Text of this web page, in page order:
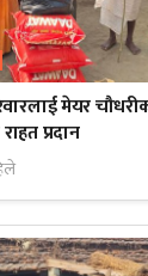
मेयर
प्रदान